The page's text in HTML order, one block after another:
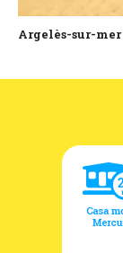
Argelès-sur-mer